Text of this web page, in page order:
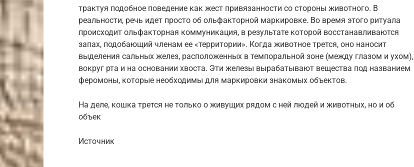
трактуя подобное поведение как жест привязанности со стороны животного. В
реальности, речь идет просто об ольфакторной маркировке. Во время этого ритуала
происходит ольфакторная коммуникация, в результате которой восстанавливаются
запах, подобающий членам ее «территории». Когда животное трется, оно наносит
выделения сальных желез, расположенных в темпоральной зоне (между глазом и ухом),
вокруг рта и на основании хвоста. Эти железы вырабатывают вещества под названием
феромоны, которые необходимы для маркировки знакомых объектов.
На деле, кошка трется не только о живущих рядом с ней людей и животных, но и об
объек
Источник